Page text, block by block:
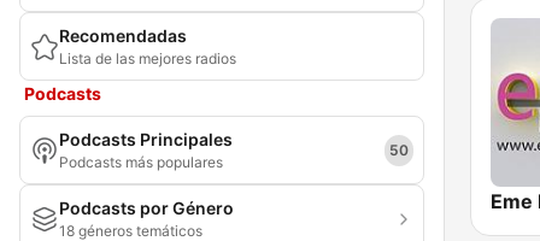
País Vasco
Región de Murcia
Recomendadas
Lista de las mejores radios
Podcasts
Podcasts Principales
Podcasts más populares
50
Podcasts por Género
18 géneros temáticos
Eme